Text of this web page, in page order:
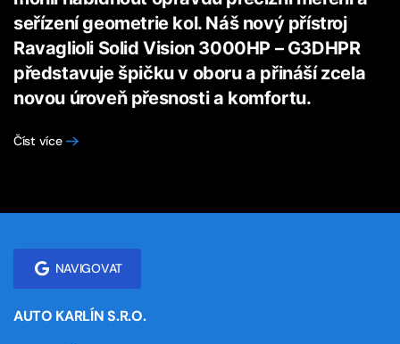
seřízení geometrie kol. Náš nový přístroj
Ravaglioli Solid Vision 3000HP – G3DHPR
představuje špičku v oboru a přináší zcela
novou úroveň přesnosti a komfortu.
Číst více
NAVIGOVAT
AUTO KARLÍN S.R.O.